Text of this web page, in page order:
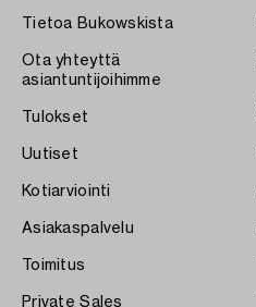
Tietoa Bukowskista
Ota yhteyttä
asiantuntijoihimme
Tulokset
Uutiset
Kotiarviointi
Asiakaspalvelu
Toimitus
Private Sales